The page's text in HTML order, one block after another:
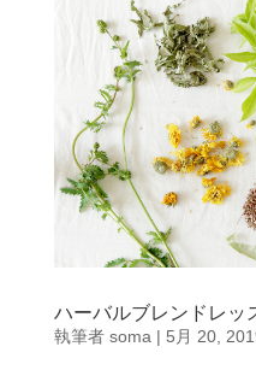
ハーバルブレンドレッ
執筆者 soma | 5月 20,